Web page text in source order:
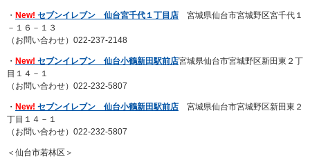
・ New! セブンイレブン 仙台宮千代１丁目店 宮城県仙台市宮城野区宮千代１
－１６－１３
（お問い合わせ）022-237-2148
・ New! セブンイレブン 仙台小鶴新田駅前店宮城県仙台市宮城野区新田東２丁
目１４－１
（お問い合わせ）022-232-5807
・ New! セブンイレブン 仙台小鶴新田駅前店 宮城県仙台市宮城野区新田東２
丁目１４－１
（お問い合わせ）022-232-5807
＜仙台市若林区＞